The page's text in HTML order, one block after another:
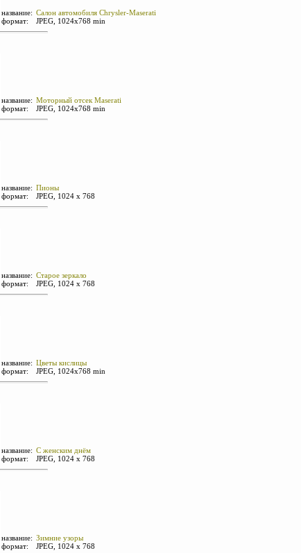
название: Салон автомобиля Chrysler-Maserati
формат:
JPEG, 1024х768 min
название: Моторный отсек Maserati
формат:
JPEG, 1024х768 min
название: Пионы
формат:
JPEG, 1024 х 768
название: Старое зеркало
формат:
JPEG, 1024 х 768
название: Цветы кислицы
формат:
JPEG, 1024х768 min
название: С женским днём
формат:
JPEG, 1024 х 768
название: Зимние узоры
формат:
JPEG, 1024 х 768